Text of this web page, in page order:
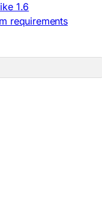
1.6
requirements